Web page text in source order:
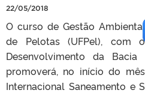
22/05/2018
O curso de Gestão
de Pelotas (UFPel), com
Desenvolvimento da
promoverá, no início do
Internacional Saneamento e